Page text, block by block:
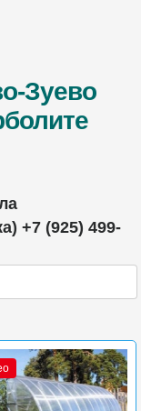
Зуево
+7 (925) 499-